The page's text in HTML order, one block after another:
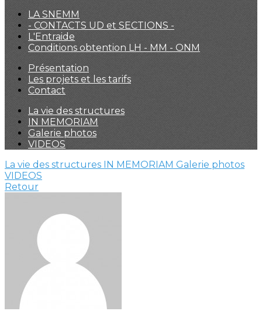
LA SNEMM
- CONTACTS UD et SECTIONS -
L'Entraide
Conditions obtention LH - MM - ONM
Présentation
Les projets et les tarifs
Contact
La vie des structures
IN MEMORIAM
Galerie photos
VIDEOS
La vie des structures IN MEMORIAM Galerie photos
VIDEOS
Retour